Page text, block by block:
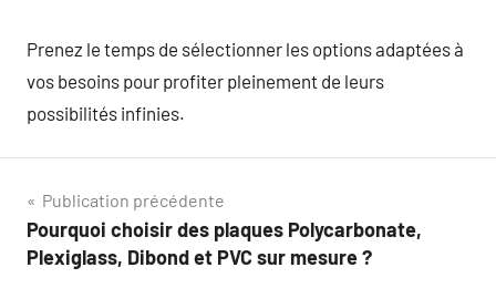
Prenez le temps de sélectionner les options adaptées à
vos besoins pour profiter pleinement de leurs
possibilités infinies.
Navigation
de
Publication précédente
Pourquoi choisir des plaques Polycarbonate,
Plexiglass, Dibond et PVC sur mesure ?